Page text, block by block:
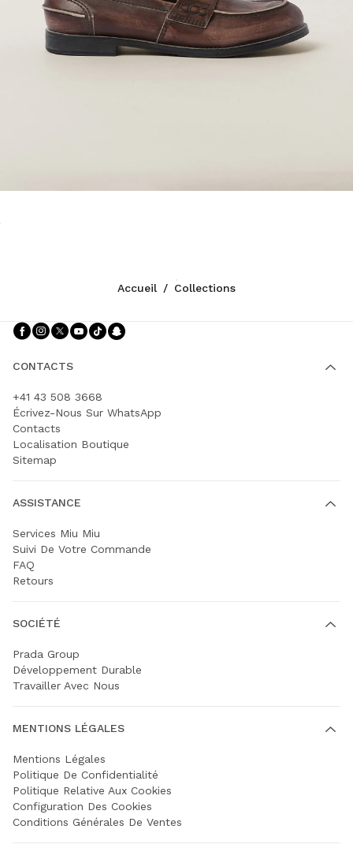
Accueil / Collections
Suivez-nous facebook
Suivez-nous instagram
Suivez-nous twitter
Suivez-nous youtube
Suivez-nous tiktok
CONTACTS
+41 43 508 3668
Écrivez-Nous Sur WhatsApp
Contacts
Localisation Boutique
Sitemap
ASSISTANCE
Services Miu Miu
Suivi De Votre Commande
FAQ
Retours
SOCIÉTÉ
Prada Group
Développement Durable
Travailler Avec Nous
MENTIONS LÉGALES
Mentions Légales
Politique De Confidentialité
Politique Relative Aux Cookies
Configuration Des Cookies
Conditions Générales De Ventes